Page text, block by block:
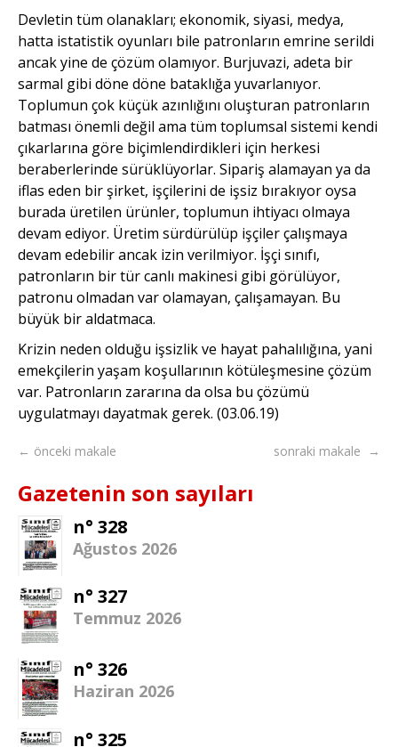
Devletin tüm olanakları; ekonomik, siyasi, medya,
hatta istatistik oyunları bile patronların emrine serildi
ancak yine de çözüm olamıyor. Burjuvazi, adeta bir
sarmal gibi döne döne bataklığa yuvarlanıyor.
Toplumun çok küçük azınlığını oluşturan patronların
batması önemli değil ama tüm toplumsal sistemi kendi
çıkarlarına göre biçimlendirdikleri için herkesi
beraberlerinde sürüklüyorlar. Sipariş alamayan ya da
iflas eden bir şirket, işçilerini de işsiz bırakıyor oysa
burada üretilen ürünler, toplumun ihtiyacı olmaya
devam ediyor. Üretim sürdürülüp işçiler çalışmaya
devam edebilir ancak izin verilmiyor. İşçi sınıfı,
patronların bir tür canlı makinesi gibi görülüyor,
patronu olmadan var olamayan, çalışamayan. Bu
büyük bir aldatmaca.
Krizin neden olduğu işsizlik ve hayat pahalılığına, yani
emekçilerin yaşam koşullarının kötüleşmesine çözüm
var. Patronların zararına da olsa bu çözümü
uygulatmayı dayatmak gerek. (03.06.19)
← önceki makale sonraki makale →
Gazetenin son sayıları
n° 328
Ağustos 2026
n° 327
Temmuz 2026
n° 326
Haziran 2026
n° 325